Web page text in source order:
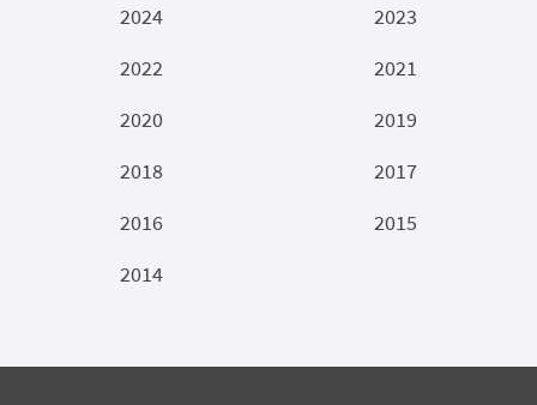
2024
2023
2022
2021
2020
2019
2018
2017
2016
2015
2014